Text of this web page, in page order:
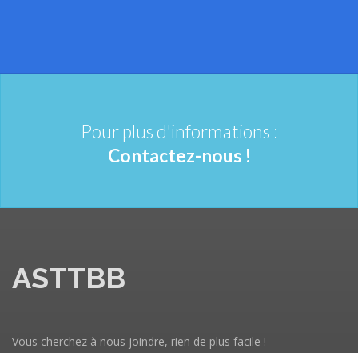
Contactez-nous !
ASTTBB
Vous cherchez à nous joindre, rien de plus facile !